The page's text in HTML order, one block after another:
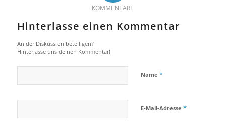
KOMMENTARE
Hinterlasse einen Kommentar
An der Diskussion beteiligen?
Hinterlasse uns deinen Kommentar!
Name *
E-Mail-Adresse *